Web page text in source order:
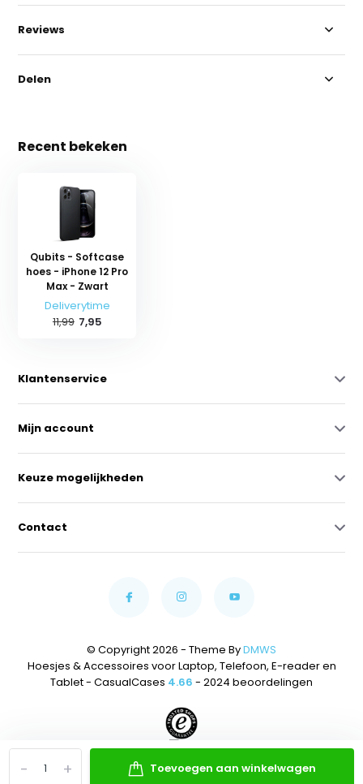
+
- Toevoegen aan winkelwagen
Reviews
Delen
Recent bekeken
Qubits - Softcase
hoes - iPhone 12 Pro
Max - Zwart
Deliverytime
11,99 7,95
Klantenservice
Mijn account
Keuze mogelijkheden
Contact
© Copyright 2026 - Theme ByDMWS
Hoesjes & Accessoires voor Laptop, Telefoon, E-reader en
Tablet - CasualCases 4.66 - 2024 beoordelingen